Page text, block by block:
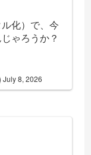
化）で、今
ゃろうか？
July 8, 2026